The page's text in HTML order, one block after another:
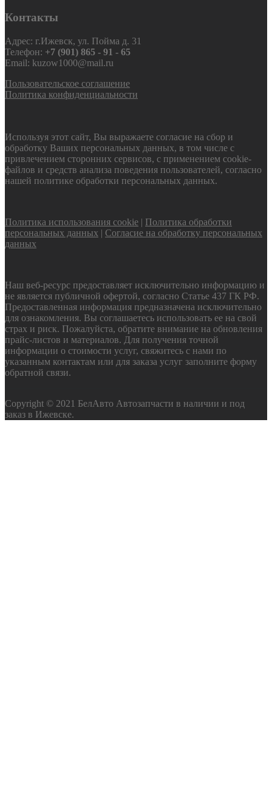
Контакты
Адрес: г.Ижевск, ул. Пойма д. 31
Телефон: +7 (901) 865 - 91 - 65
Email: kuzow1000@mail.ru
Пользовательское соглашение
Политика конфиденциальности
Используя этот сайт, Вы выражаете согласие на сбор и
обработку Ваших персональных данных, в том числе с
привлечением сторонних сервисов, с применением cookie-
файлов и средств анализа поведения пользователей, согласно
нашей политике обработки персональных данных.
Политика использования cookie | Политика обработки
персональных данных | Согласие на обработку персональных
данных
Наш веб-ресурс предоставляет исключительно информацию и
не является публичной офертой, согласно Статье 437 ГК РФ.
Предоставленная информация предназначена исключительно
для ознакомления. Вы соглашаетесь использовать ее на свой
страх и риск. Пожалуйста, обратите внимание на обновления
прайс-листов и материалов. Для получения точной
информации о стоимости услуг, свяжитесь с нами по
указанным контактам или для заказа услуг заполните форму
обратной связи.
Copyright © 2021 БелАвто Автозапчасти в наличии и под
заказ в Ижевске.